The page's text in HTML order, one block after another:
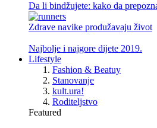
Da li bindžujete: kako da
Zdrave navike produžavaju život
Najbolje i najgore dijete 2019.
Lifestyle
Fashion & Beatuy
Stanovanje
kult.ura!
Roditeljstvo
Featured